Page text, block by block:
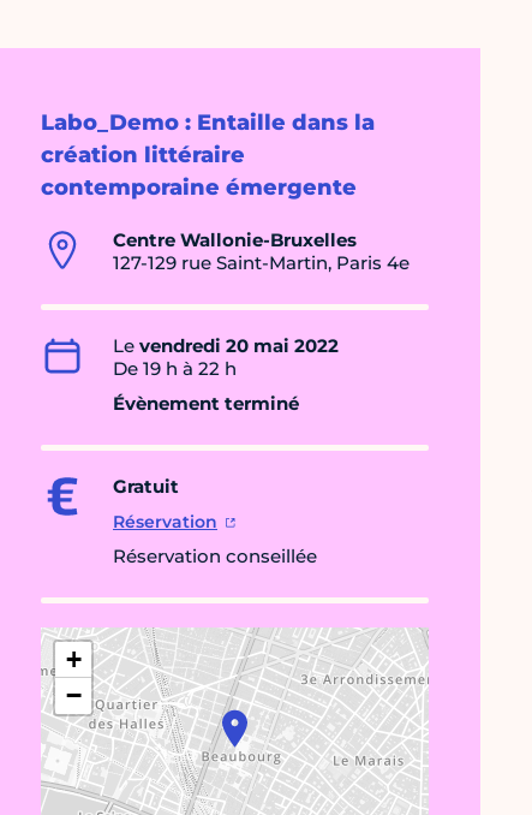
Labo_Demo : Entaille dans la
création littéraire
contemporaine émergente
Centre Wallonie-Bruxelles
127-129 rue Saint-Martin, Paris 4e
Le vendredi 20 mai 2022
De 19 h à 22 h
Évènement terminé
Gratuit
Réservation
Réservation conseillée
+
−